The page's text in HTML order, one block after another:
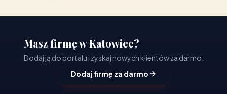
Masz firmę w Katowice?
Dodaj ją do portalu i zyskaj nowych klientów za darmo.
Dodaj firmę za darmo